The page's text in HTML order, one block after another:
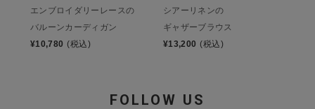
エンブロイダリーレースの
バルーンカーディガン
¥10,780 (税込)
シアーリネンの
ギャザーブラウス
¥13,200 (税込)
FOLLOW US